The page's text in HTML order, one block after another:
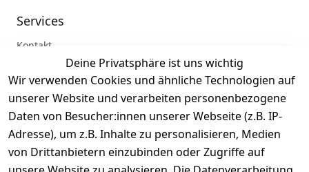
Deine Privatsphäre ist uns wichtig
Wir verwenden Cookies und ähnliche Technologien auf
unserer Website und verarbeiten personenbezogene
Daten von Besucher:innen unserer Webseite (z.B. IP-
Adresse), um z.B. Inhalte zu personalisieren, Medien
von Drittanbietern einzubinden oder Zugriffe auf
Services
Kontakt
Registrieren
Zahlung und Versand